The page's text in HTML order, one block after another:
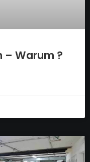
– Warum ?